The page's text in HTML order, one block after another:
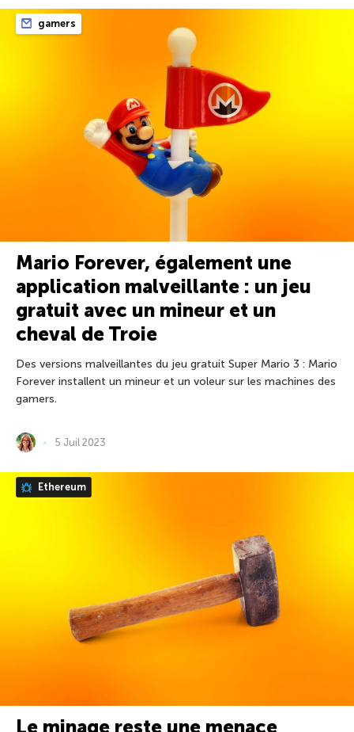
gamers
Mario Forever, également une
application malveillante : un jeu
gratuit avec un mineur et un
cheval de Troie
Des versions malveillantes du jeu gratuit Super Mario 3 : Mario
Forever installent un mineur et un voleur sur les machines des
gamers.
5 Juil 2023
Ethereum
Le minage reste une menace